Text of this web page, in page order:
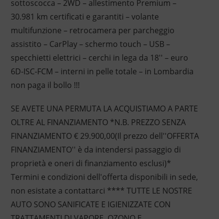
sottoscocca – 2WD – allestimento Premium –
30.981 km certificati e garantiti – volante
multifunzione – retrocamera per parcheggio
assistito – CarPlay – schermo touch – USB –
specchietti elettrici – cerchi in lega da 18'' – euro
6D-ISC-FCM – interni in pelle totale – in Lombardia
non paga il bollo !!!
SE AVETE UNA PERMUTA LA ACQUISTIAMO A PARTE
OLTRE AL FINANZIAMENTO *N.B. PREZZO SENZA
FINANZIAMENTO € 29.900,00(Il prezzo dell''OFFERTA
FINANZIAMENTO'' è da intendersi passaggio di
proprietà e oneri di finanziamento esclusi)*
Termini e condizioni dell'offerta disponibili in sede,
non esistate a contattarci **** TUTTE LE NOSTRE
AUTO SONO SANIFICATE E IGIENIZZATE CON